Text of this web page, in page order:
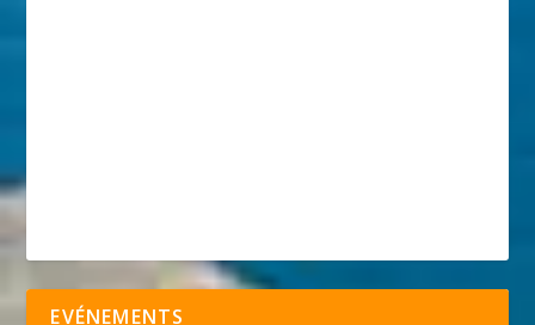
EVÉNEMENTS